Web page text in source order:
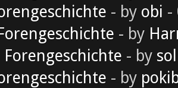
- by obi -
- by
Forengeschichte - by
- by